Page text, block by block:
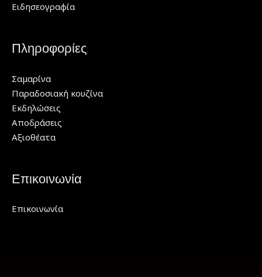
Ειδησεογραφία
Πληροφορίες
Σαμαρίνα
Παραδοσιακή κουζίνα
Εκδηλώσεις
Αποδράσεις
Αξιοθέατα
Επικοινωνία
Επικοινωνία